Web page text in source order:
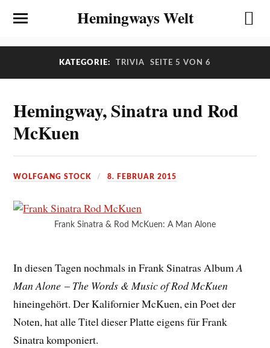
Hemingways Welt
KATEGORIE: TRIVIA SEITE 5 VON 6
Hemingway, Sinatra und Rod
McKuen
WOLFGANG STOCK 8. FEBRUAR 2015
Frank Sinatra & Rod McKuen: A Man Alone
In diesen Tagen nochmals in Frank Sinatras AlbumA
Man Alone – The Words & Music of Rod McKuen
hineingehört. Der Kalifornier McKuen, ein Poet der
Noten, hat alle Titel dieser Platte eigens für Frank
Sinatra komponiert.